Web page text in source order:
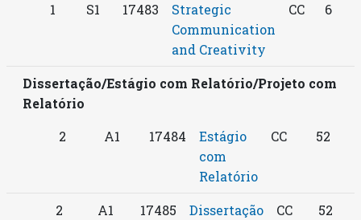
1 S1 17483
Strategic
Communication
and Creativity
CC 6
Dissertação/Estágio com Relatório/Projeto com
Relatório
2
A1 17484
Estágio
com
Relatório
CC 52
2 A1 17485 Dissertação CC
52